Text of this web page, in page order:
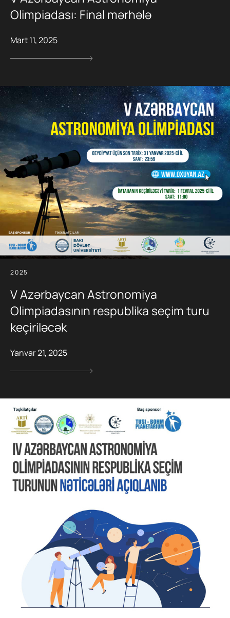
Olimpiadası: Final mərhələ
Mart 11, 2025
2025
V Azərbaycan Astronomiya
Olimpiadasının respublika seçim turu
keçiriləcək
Yanvar 21, 2025